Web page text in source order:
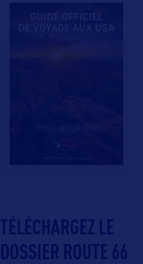
TÉLÉCHARGEZ LE
DOSSIER ROUTE 66